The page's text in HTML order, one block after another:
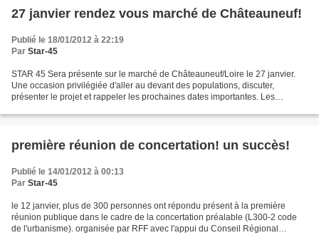
27 janvier rendez vous marché de Châteauneuf!
Publié le 18/01/2012 à 22:19
Par Star-45
STAR 45 Sera présente sur le marché de Châteauneuf/Loire le 27 janvier.
Une occasion privilégiée d'aller au devant des populations, discuter,
présenter le projet et rappeler les prochaines dates importantes. Les
première réunion de concertation! un succès!
Publié le 14/01/2012 à 00:13
Par Star-45
le 12 janvier, plus de 300 personnes ont répondu présent à la première
réunion publique dans le cadre de la concertation préalable (L300-2 code
de l'urbanisme). organisée par RFF avec l'appui du Conseil Régional